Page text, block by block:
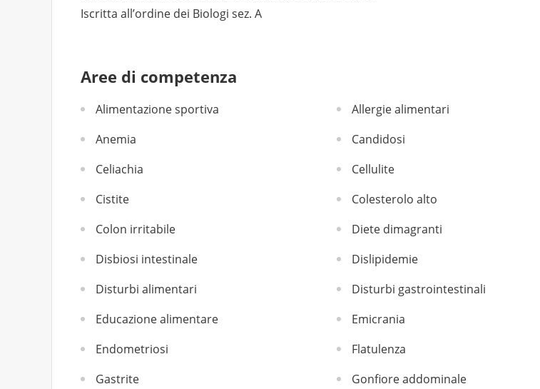
Iscritta all’ordine dei Biologi sez. A
Aree di competenza
Alimentazione sportiva
Allergie alimentari
Anemia
Candidosi
Celiachia
Cellulite
Cistite
Colesterolo alto
Colon irritabile
Diete dimagranti
Disbiosi intestinale
Dislipidemie
Disturbi alimentari
Disturbi gastrointestinali
Educazione alimentare
Emicrania
Endometriosi
Flatulenza
Gastrite
Gonfiore addominale